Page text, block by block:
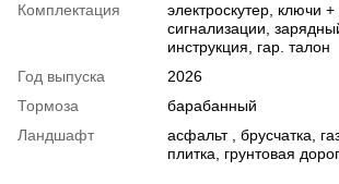
Комплектация
электроскутер, ключи +
сигнализации,
инструкция, гар. талон
Год выпуска
2026
Тормоза
барабанный
Ландшафт
асфальт , брусчатка,
плитка, грунтовая